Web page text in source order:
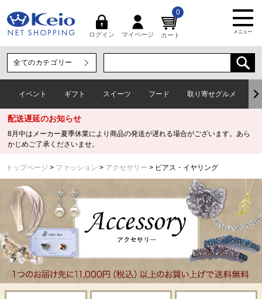
ログイン マイページ カート
0
メニュー
イベント ギフト スイーツ フード 取り寄せグルメ
配送遅延のお知らせ
8月中はメーカー夏季休業により商品の発送が遅れる場合がございます。あら
かじめご了承くださいませ。
トップページ ファッション アクセサリー ピアス・イヤリング